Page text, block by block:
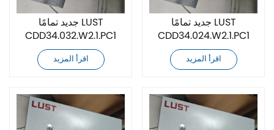
جديد تمامًا LUST
CDD34.032.W2.1.PC1
محرك سيرفو
اقرأ المزيد
جديد تمامًا LUST
CDD34.024.W2.1.PC1
محرك سيرفو
اقرأ المزيد